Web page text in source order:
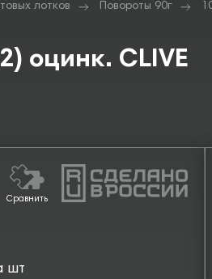
лотков Повороты 90г
оцинк. CLIVE
Сравнить
шт